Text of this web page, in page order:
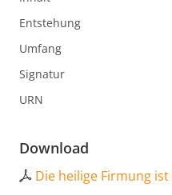
Entstehung
Umfang
Signatur
URN
Download
Die heilige Firmung